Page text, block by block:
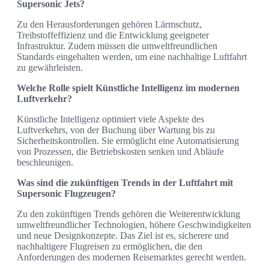
Supersonic Jets?
Zu den Herausforderungen gehören Lärmschutz,
Treibstoffeffizienz und die Entwicklung geeigneter
Infrastruktur. Zudem müssen die umweltfreundlichen
Standards eingehalten werden, um eine nachhaltige Luftfahrt
zu gewährleisten.
Welche Rolle spielt Künstliche Intelligenz im modernen
Luftverkehr?
Künstliche Intelligenz optimiert viele Aspekte des
Luftverkehrs, von der Buchung über Wartung bis zu
Sicherheitskontrollen. Sie ermöglicht eine Automatisierung
von Prozessen, die Betriebskosten senken und Abläufe
beschleunigen.
Was sind die zukünftigen Trends in der Luftfahrt mit
Supersonic Flugzeugen?
Zu den zukünftigen Trends gehören die Weiterentwicklung
umweltfreundlicher Technologien, höhere Geschwindigkeiten
und neue Designkonzepte. Das Ziel ist es, sicherere und
nachhaltigere Flugreisen zu ermöglichen, die den
Anforderungen des modernen Reisemarktes gerecht werden.